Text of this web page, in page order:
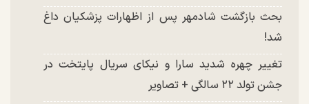
بحث بازگشت شادمهر پس از اظهارات پزشکیان داغ
شد!
تغییر چهره شدید سارا و نیکای سریال پایتخت در
جشن تولد ۲۲ سالگی + تصاویر